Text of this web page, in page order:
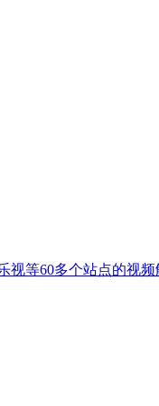
视等60多个站点的视频